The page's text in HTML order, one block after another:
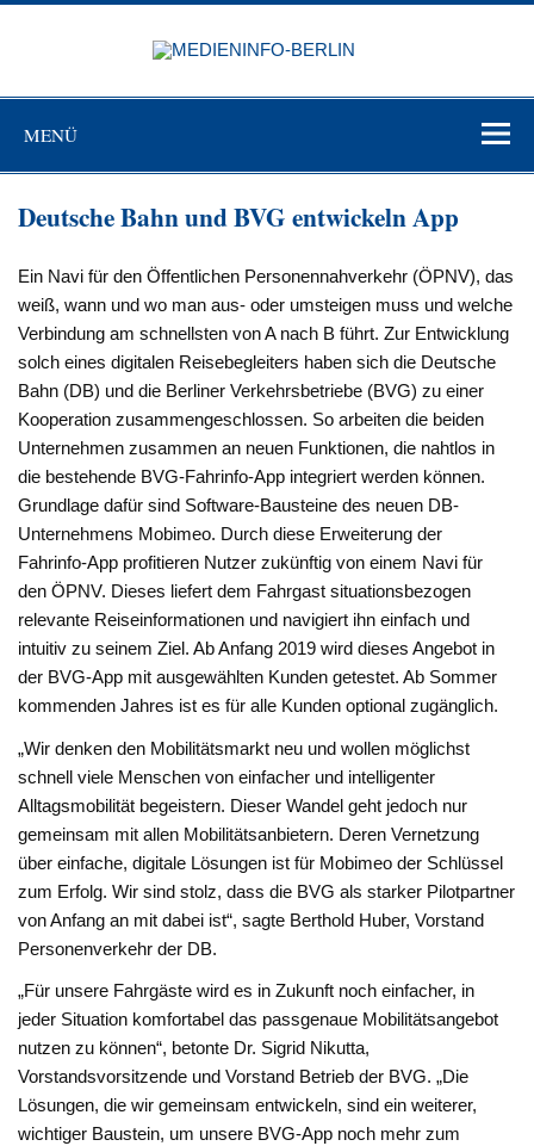
Zum
MENÜ
Deutsche Bahn und BVG entwickeln App
Ein Navi für den Öffentlichen Personennahverkehr (ÖPNV), das
weiß, wann und wo man aus- oder umsteigen muss und welche
Verbindung am schnellsten von A nach B führt. Zur Entwicklung
solch eines digitalen Reisebegleiters haben sich die Deutsche
Bahn (DB) und die Berliner Verkehrsbetriebe (BVG) zu einer
Kooperation zusammengeschlossen. So arbeiten die beiden
Unternehmen zusammen an neuen Funktionen, die nahtlos in
die bestehende BVG-Fahrinfo-App integriert werden können.
Grundlage dafür sind Software-Bausteine des neuen DB-
Unternehmens Mobimeo. Durch diese Erweiterung der
Fahrinfo-App profitieren Nutzer zukünftig von einem Navi für
den ÖPNV. Dieses liefert dem Fahrgast situationsbezogen
relevante Reiseinformationen und navigiert ihn einfach und
intuitiv zu seinem Ziel. Ab Anfang 2019 wird dieses Angebot in
der BVG-App mit ausgewählten Kunden getestet. Ab Sommer
kommenden Jahres ist es für alle Kunden optional zugänglich.
„Wir denken den Mobilitätsmarkt neu und wollen möglichst
schnell viele Menschen von einfacher und intelligenter
Alltagsmobilität begeistern. Dieser Wandel geht jedoch nur
gemeinsam mit allen Mobilitätsanbietern. Deren Vernetzung
über einfache, digitale Lösungen ist für Mobimeo der Schlüssel
zum Erfolg. Wir sind stolz, dass die BVG als starker Pilotpartner
von Anfang an mit dabei ist“, sagte Berthold Huber, Vorstand
Personenverkehr der DB.
„Für unsere Fahrgäste wird es in Zukunft noch einfacher, in
jeder Situation komfortabel das passgenaue Mobilitätsangebot
nutzen zu können“, betonte Dr. Sigrid Nikutta,
Vorstandsvorsitzende und Vorstand Betrieb der BVG. „Die
Lösungen, die wir gemeinsam entwickeln, sind ein weiterer,
wichtiger Baustein, um unsere BVG-App noch mehr zum